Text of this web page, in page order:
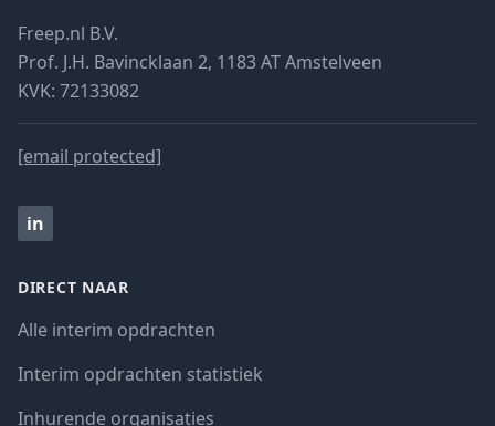
Freep.nl B.V.
Prof. J.H. Bavincklaan 2, 1183 AT Amstelveen
KVK: 72133082
[email protected]
in
DIRECT NAAR
Alle interim opdrachten
Interim opdrachten statistiek
Inhurende organisaties